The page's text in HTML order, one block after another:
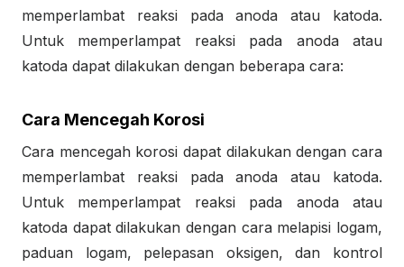
memperlambat reaksi pada anoda atau katoda.
Untuk memperlampat reaksi pada anoda atau
katoda dapat dilakukan dengan beberapa cara:
Cara Mencegah Korosi
Cara mencegah korosi dapat dilakukan dengan cara
memperlambat reaksi pada anoda atau katoda.
Untuk memperlampat reaksi pada anoda atau
katoda dapat dilakukan dengan cara melapisi logam,
paduan logam, pelepasan oksigen, dan kontrol